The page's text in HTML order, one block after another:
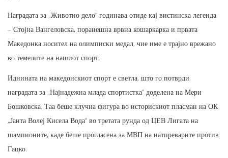
Наградата за „Животно дело“ годинава отиде кај вистинска легенда
– Стојна Вангеловска, поранешна врвна кошаркарка и првата
Македонка носител на олимписки медал, чие име е трајно врежано
во темелите на нашиот спорт.
Иднината на македонскиот спорт е светла, што го потврди
наградата за „Најнадежна млада спортистка“ доделена на Мери
Бошковска. Таа беше клучна фигура во историскиот пласман на ОК
„Јанта Волеј Кисела Вода“ во третата рунда од ЦЕВ Лигата на
шампионите, каде беше прогласена за МВП на натпреварите против
Гацко.